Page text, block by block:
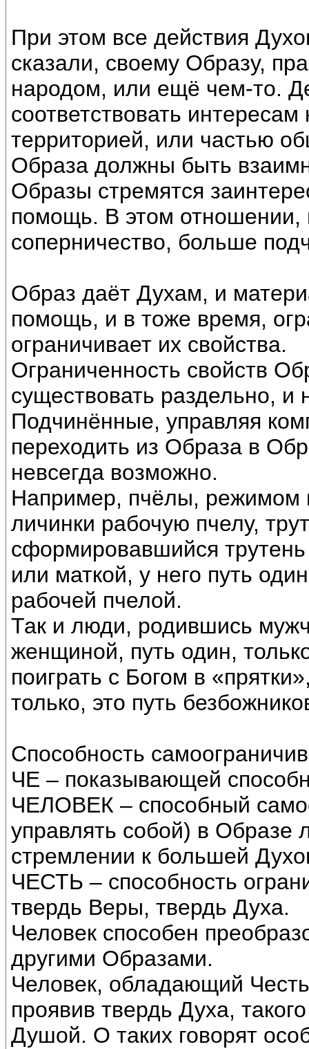
При этом все действия
сказали, своему Образу,
народом, или ещё чем-то.
соответствовать
территорией, или частью
Образа должны быть
Образы стремятся
помощь. В этом
соперничество, больше
Образ даёт Духам, и
помощь, и в тоже время,
ограничивает их свойства.
Ограниченность свойств
существовать раздельно,
Подчинённые, управляя
переходить из Образа в
невсегда возможно.
Например, пчёлы, режимом
личинки рабочую пчелу,
сформировавшийся
или маткой, у него путь
рабочей пчелой.
Так и люди, родившись
женщиной, путь один,
поиграть с Богом в
только, это путь
Способность
ЧЕ – показывающей
ЧЕЛОВЕК – способный
управлять собой) в Образе
стремлении к большей
ЧЕСТЬ – способность
твердь Веры, твердь Духа.
Человек способен
другими Образами.
Человек, обладающий
проявив твердь Духа,
Душой. О таких говорят